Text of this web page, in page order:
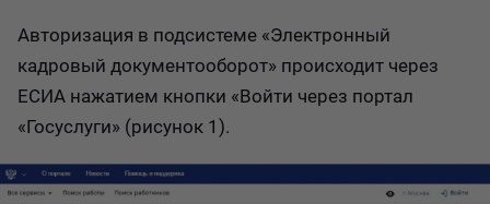
Авторизация в подсистеме «Электронный
кадровый документооборот» происходит через
ЕСИА нажатием кнопки «Войти через портал
«Госуслуги» (рисунок 1).